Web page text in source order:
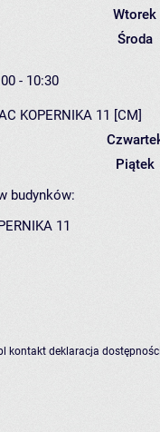
Wtorek
Środa
- 10:30
KOPERNIKA 11 [CM]
Piątek
budynków:
11
kontakt deklaracja